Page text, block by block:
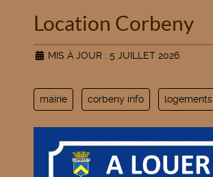
Location Corbeny
MIS À JOUR : 5 JUILLET 2026
mairie corbeny info logements